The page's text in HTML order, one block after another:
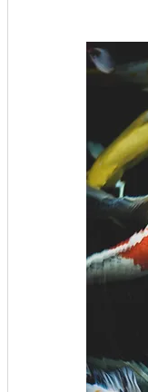
Eutonía
Eclipses y Fases
Decodificación
Astrología